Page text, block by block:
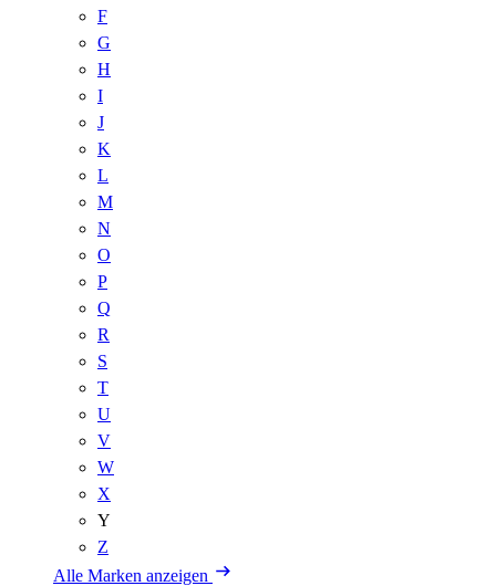
F
G
H
I
J
K
L
M
N
O
P
Q
R
S
T
U
V
W
X
Y
Z
Alle Marken anzeigen